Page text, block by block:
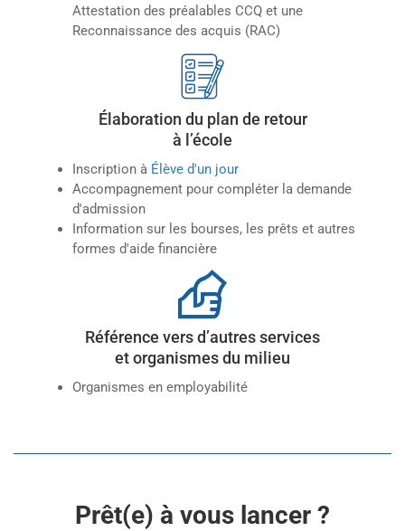
Attestation des préalables CCQ et une
Reconnaissance des acquis (RAC)
Élaboration du plan de retour
à l’école
Inscription à Élève d'un jour
Accompagnement pour compléter la demande
d'admission
Information sur les bourses, les prêts et autres
formes d'aide financière
Référence vers d’autres services
et organismes du milieu
Organismes en employabilité
Prêt(e) à vous lancer ?